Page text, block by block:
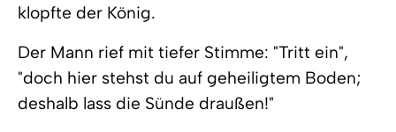
klopfte der König.
Der Mann rief mit tiefer Stimme: "Tritt ein",
"doch hier stehst du auf geheiligtem Boden;
deshalb lass die Sünde draußen!"